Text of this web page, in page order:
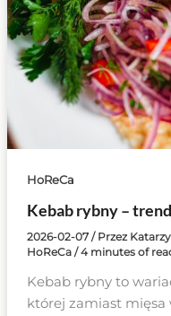
HoReCa
Kebab rybny –
2026-02-07 / Przez
HoReCa/4 minutes of
Kebab rybny to
której zamiast mięsa